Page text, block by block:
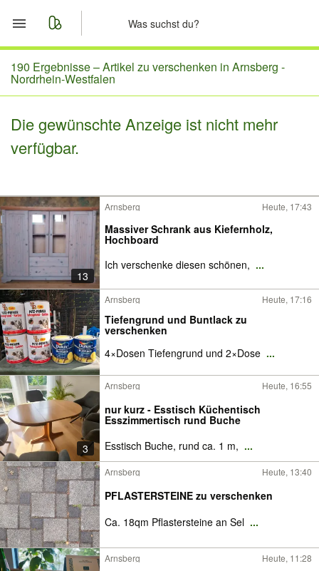
Start
Merkliste
Nachrichten
190 Ergebnisse –Artikel zu verschenken in Arnsberg -
Nordrhein-Westfalen
Die gewünschte Anzeige ist nicht mehr
verfügbar.
13
Arnsberg Heute, 17:43
Massiver Schrank aus Kiefernholz,
Hochboard
Ich verschenke diesen schönen, ...
Arnsberg Heute, 17:16
Tiefengrund und Buntlack zu
verschenken
4×Dosen Tiefengrund und 2×Dose ...
3
Arnsberg Heute, 16:55
nur kurz - Esstisch Küchentisch
Esszimmertisch rund Buche
Esstisch Buche, rund ca. 1 m, ...
Arnsberg Heute, 13:40
PFLASTERSTEINE zu verschenken
Ca. 18qm Pflastersteine an Sel ...
Arnsberg Heute, 11:28